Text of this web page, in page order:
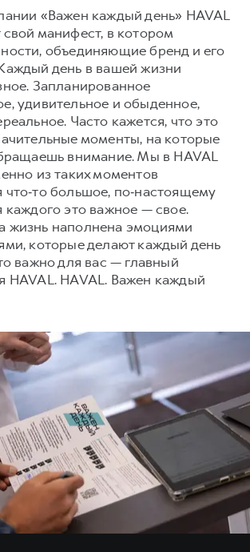
«Важен каждый день» HAVAL
свой манифест, в котором
объединяющие бренд и его
день в вашей жизни
Запланированное
удивительное и обыденное,
Часто кажется, что это
моменты, на которые
внимание. Мы в HAVAL
из таких моментов
что‑то большое, по‑настоящему
каждого это важное — свое.
жизнь наполнена эмоциями
которые делают каждый день
важно для вас — главный
HAVAL. HAVAL. Важен каждый